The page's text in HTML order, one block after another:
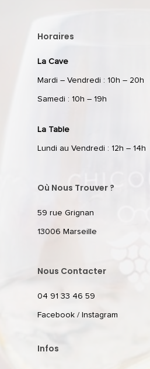
Horaires
La Cave
Mardi – Vendredi : 10h – 20h
Samedi : 10h – 19h
La Table
Lundi au Vendredi : 12h – 14h
Où Nous Trouver ?
59 rue Grignan
13006 Marseille
Nous Contacter
04 91 33 46 59
Facebook / Instagram
Infos